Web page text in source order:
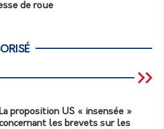
de roue
La proposition US « insensée »
les brevets sur les